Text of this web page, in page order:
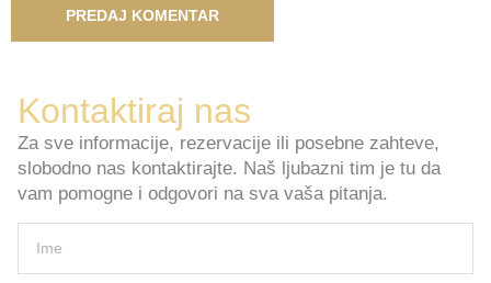
Kontaktiraj nas
Za sve informacije, rezervacije ili posebne zahteve,
slobodno nas kontaktirajte. Naš ljubazni tim je tu da
vam pomogne i odgovori na sva vaša pitanja.